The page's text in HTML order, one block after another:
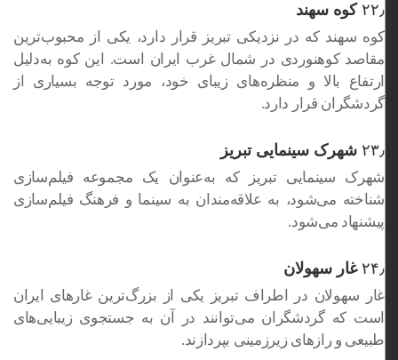
۲۲٫ کوه سهند
کوه سهند که در نزدیکی تبریز قرار دارد، یکی از محبوب‌ترین
مقاصد کوهنوردی در شمال غرب ایران است. این کوه به‌دلیل
ارتفاع بالا و منظره‌های زیبای خود، مورد توجه بسیاری از
گردشگران قرار دارد.
۲۳٫ شهرک سینمایی تبریز
شهرک سینمایی تبریز که به‌عنوان یک مجموعه فیلم‌سازی
شناخته می‌شود، به علاقه‌مندان به سینما و فرهنگ فیلم‌سازی
پیشنهاد می‌شود.
۲۴٫ غار سهولان
غار سهولان در اطراف تبریز یکی از بزرگ‌ترین غارهای ایران
است که گردشگران می‌توانند در آن به جستجوی زیبایی‌های
طبیعی و رازهای زیرزمینی بپردازند.